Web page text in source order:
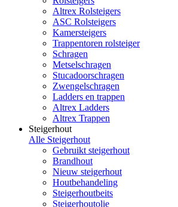
Altrex Rolsteigers
ASC Rolsteigers
Kamersteigers
Trappentoren rolsteiger
Schragen
Metselschragen
Stucadoorschragen
Zwengelschragen
Ladders en trappen
Altrex Ladders
Altrex Trappen
Steigerhout
Alle Steigerhout
Gebruikt steigerhout
Brandhout
Nieuw steigerhout
Houtbehandeling
Steigerhoutbeits
Steigerhoutolie